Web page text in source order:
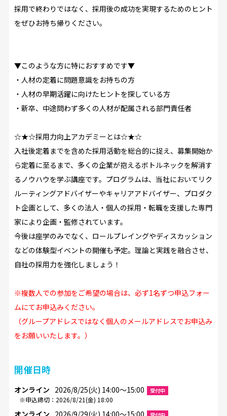
採用で終わりではなく、採用後の成功を実現するためのヒント
をぜひお持ち帰りください。
▼このような方に特におすすめです▼
・人材の定着に問題意識をお持ちの方
・人材の早期活躍に向けたヒントを探している方
・新卒、中途問わず多くの人材が配属される部門責任者
☆★☆採用力向上アカデミーとは☆★☆
入社後定着までを含めた採用活動を総合的に捉え、募集開始か
ら定着に至るまで、多くの企業が抱えるボトルネックを解消す
るノウハウを学ぶ講座です。プログラムは、当社においてリク
ルーティングアドバイザーやキャリアアドバイザー、プロダク
ト企画として、多くの法人・個人の採用・転職を支援した専門
家により企画・監修されています。
今後は座学のみでなく、ロールプレイングやディスカッション
などの体験型イベントの開催も予定。理論と実践を融合させ、
自社の採用力を強化しましょう！
※複数人での参加をご希望の場合は、必ず1名ずつ申込フォー
ムにてお申込みください。
（グループアドレスではなく個人のメールアドレスでお申込み
をお願いいたします。）
開催日時
オンライン 2026/8/25(火) 14:00〜15:00 受付中
※申込締切：2026/8/21(金) 18:00
オンライン 2026/9/29(火) 14:00〜15:00